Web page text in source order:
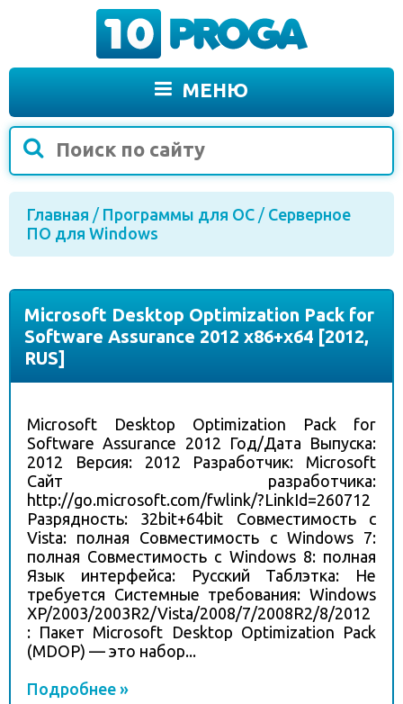
МЕНЮ
Главная / Программы для ОС / Серверное
ПО для Windows
Microsoft Desktop Optimization Pack for
Software Assurance 2012 x86+x64 [2012,
RUS]
Microsoft Desktop Optimization Pack for
Software Assurance 2012 Год/Дата Выпуска:
2012 Версия: 2012 Разработчик: Microsoft
Сайт разработчика:
http://go.microsoft.com/fwlink/?LinkId=260712
Разрядность: 32bit+64bit Совместимость с
Vista: полная Совместимость с Windows 7:
полная Совместимость с Windows 8: полная
Язык интерфейса: Русский Таблэтка: Не
требуется Системные требования: Windows
XP/2003/2003R2/Vista/2008/7/2008R2/8/2012
: Пакет Microsoft Desktop Optimization Pack
(MDOP) — это набор...
Подробнее »